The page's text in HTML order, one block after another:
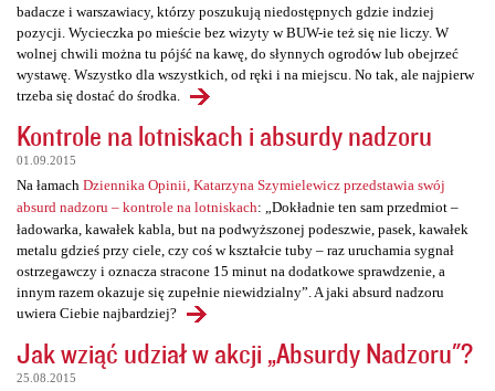
badacze i warszawiacy, którzy poszukują niedostępnych gdzie indziej
pozycji. Wycieczka po mieście bez wizyty w BUW-ie też się nie liczy. W
wolnej chwili można tu pójść na kawę, do słynnych ogrodów lub obejrzeć
wystawę. Wszystko dla wszystkich, od ręki i na miejscu. No tak, ale najpierw
trzeba się dostać do środka.
Kontrole na lotniskach i absurdy nadzoru
01.09.2015
Na łamach Dziennika Opinii, Katarzyna Szymielewicz przedstawia swój
absurd nadzoru – kontrole na lotniskach: „Dokładnie ten sam przedmiot –
ładowarka, kawałek kabla, but na podwyższonej podeszwie, pasek, kawałek
metalu gdzieś przy ciele, czy coś w kształcie tuby – raz uruchamia sygnał
ostrzegawczy i oznacza stracone 15 minut na dodatkowe sprawdzenie, a
innym razem okazuje się zupełnie niewidzialny”. A jaki absurd nadzoru
uwiera Ciebie najbardziej?
Jak wziąć udział w akcji „Absurdy Nadzoru"?
25.08.2015